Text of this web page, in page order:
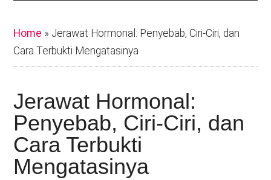
Home » Jerawat Hormonal: Penyebab, Ciri-Ciri, dan
Cara Terbukti Mengatasinya
Jerawat Hormonal:
Penyebab, Ciri-Ciri, dan
Cara Terbukti
Mengatasinya